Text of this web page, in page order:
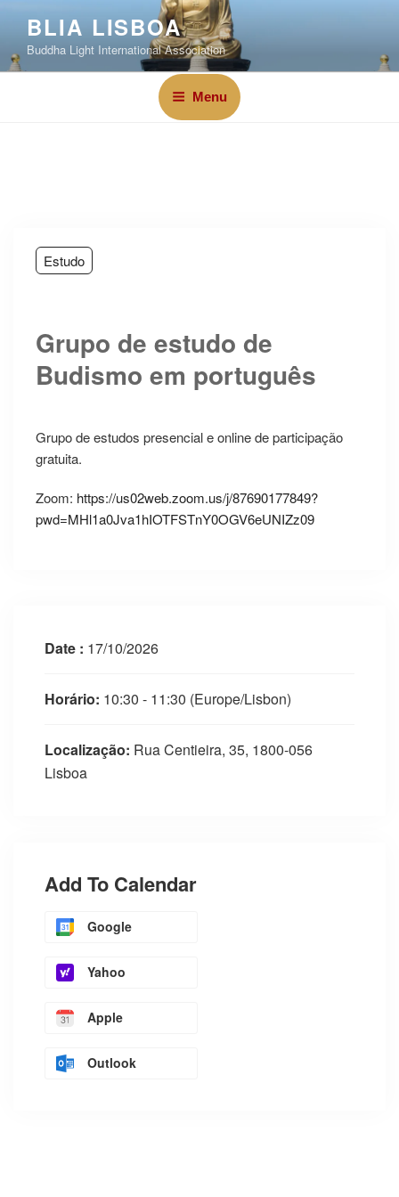
BLIA LISBOA
Buddha Light International Association
Menu
Estudo
Grupo de estudo de
Budismo em português
Grupo de estudos presencial e online de participação
gratuita.
Zoom: https://us02web.zoom.us/j/87690177849?
pwd=MHl1a0Jva1hIOTFSTnY0OGV6eUNIZz09
Date : 17/10/2026
Horário: 10:30 - 11:30 (Europe/Lisbon)
Localização: Rua Centieira, 35, 1800-056
Lisboa
Add To Calendar
Google
Yahoo
Apple
Outlook